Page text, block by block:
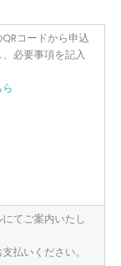
コードから申込
必要事項を記入
てご案内いたし
払いください。